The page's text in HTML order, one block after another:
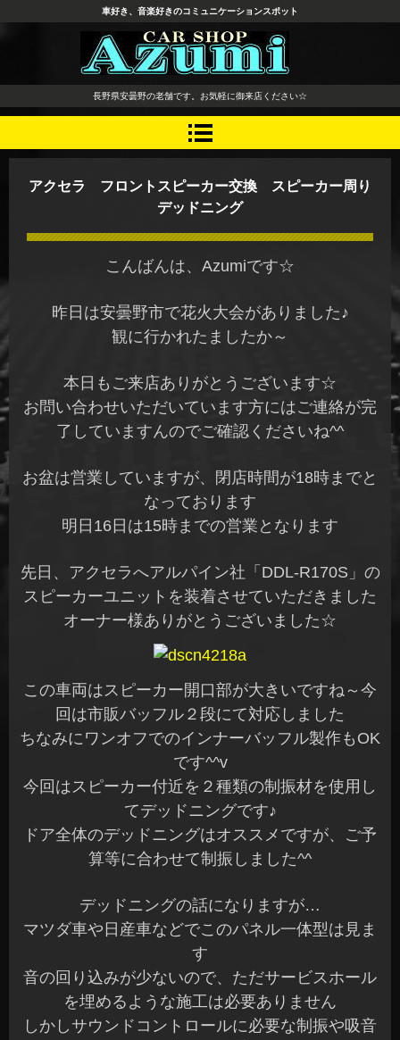
長野県 安曇野市 タイヤ ホ
イール デッドニング カーオ
ーディオ レカロシート
車好き、音楽好きのコミュニケーションスポット
長野県安曇野の老舗です。お気軽に御来店ください☆
アクセラ フロントスピーカー交換 スピーカー周り
デッドニング
こんばんは、Azumiです☆
昨日は安曇野市で花火大会がありました♪
観に行かれたましたか～
本日もご来店ありがとうございます☆
お問い合わせいただいています方にはご連絡が完
了していますんのでご確認くださいね^^
お盆は営業していますが、閉店時間が18時までと
なっております
明日16日は15時までの営業となります
先日、アクセラへアルパイン社「DDL-R170S」の
スピーカーユニットを装着させていただきました
オーナー様ありがとうございました☆
この車両はスピーカー開口部が大きいですね～今
回は市販バッフル２段にて対応しました
ちなみにワンオフでのインナーバッフル製作もOK
です^^v
今回はスピーカー付近を２種類の制振材を使用し
てデッドニングです♪
ドア全体のデッドニングはオススメですが、ご予
算等に合わせて制振しました^^
デッドニングの話になりますが…
マツダ車や日産車などでこのパネル一体型は見ま
す
音の回り込みが少ないので、ただサービスホール
を埋めるような施工は必要ありません
しかしサウンドコントロールに必要な制振や吸音